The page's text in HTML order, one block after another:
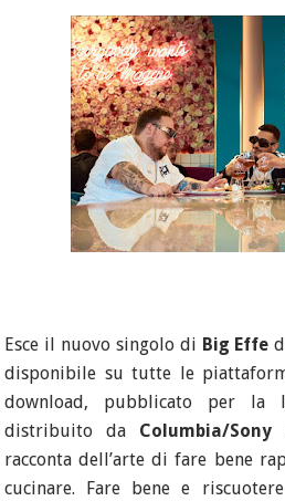
Esce il nuovo singolo di Big Effe
disponibile su tutte le
download, pubblicato per la
distribuito da Columbia/Sony
racconta dell’arte di fare bene
cucinare. Fare bene e